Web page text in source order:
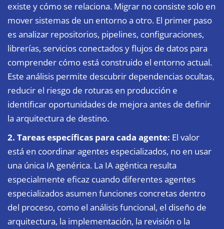
existe y cómo se relaciona. Migrar no consiste solo en
mover sistemas de un entorno a otro. El primer paso
es analizar repositorios, pipelines, configuraciones,
librerías, servicios conectados y flujos de datos para
comprender cómo está construido el entorno actual.
Este análisis permite descubrir dependencias ocultas,
reducir el riesgo de roturas en producción e
identificar oportunidades de mejora antes de definir
la arquitectura de destino.
2. Tareas específicas para cada agente: El valor
está en coordinar agentes especializados, no en usar
una única IA genérica. La IA agéntica resulta
especialmente eficaz cuando diferentes agentes
especializados asumen funciones concretas dentro
del proceso, como el análisis funcional, el diseño de
arquitectura, la implementación, la revisión o la